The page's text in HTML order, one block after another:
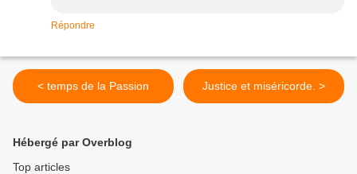
Répondre
< temps de la Passion Justice et miséricorde. >
Hébergé par Overblog
Top articles